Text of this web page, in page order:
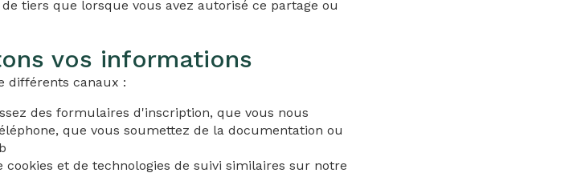
tiers que lorsque vous avez autorisé ce partage ou
vos informations
différents canaux :
des formulaires d'inscription, que vous nous
que vous soumettez de la documentation ou
cookies et de technologies de suivi similaires sur notre